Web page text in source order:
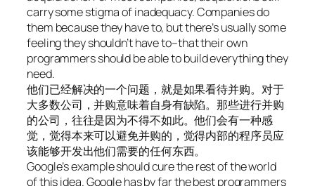
carry some stigma of inadequacy. Companies do
them because they have to, but there’s usually some
feeling they shouldn’t have to–that their own
programmers should be able to build everything they
need.
他们已经解决的一个问题，就是如果看待并购。对于
大多数公司，并购意味着自身有缺陷。那些进行并购
的公司，往往是因为不得不如此。他们会有一种感
觉，觉得本来可以避免并购的，觉得内部的程序员应
该能够开发出他们需要的任何东西。
Google’s example should cure the rest of the world
of this idea. Google has by far the best programmers